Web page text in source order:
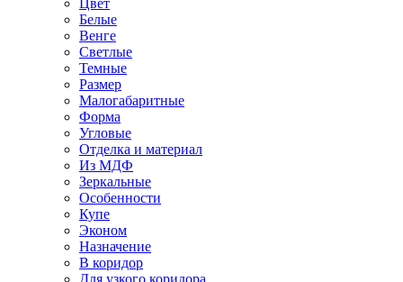
Цвет
Белые
Венге
Светлые
Темные
Размер
Малогабаритные
Форма
Угловые
Отделка и материал
Из МДФ
Зеркальные
Особенности
Купе
Эконом
Назначение
В коридор
Для узкого коридора